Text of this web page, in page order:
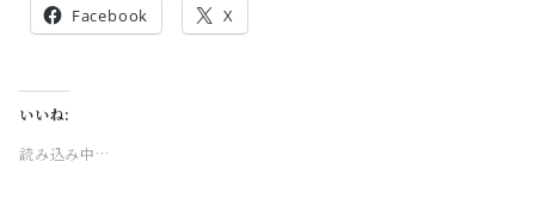
Facebook X
いいね:
読み込み中…